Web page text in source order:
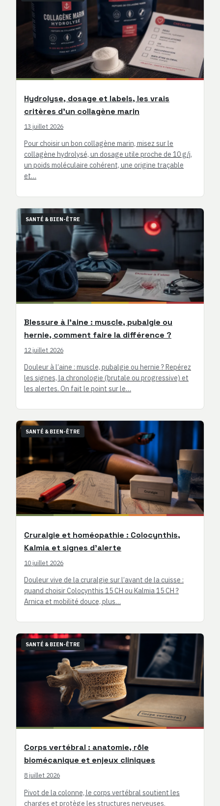
Hydrolyse, dosage et labels, les vrais
critères d’un collagène marin
13 juillet 2026
Pour choisir un bon collagène marin, misez sur le
collagène hydrolysé, un dosage utile proche de 10 g/j,
un poids moléculaire cohérent, une origine traçable
et…
SANTÉ & BIEN-ÊTRE
Blessure à l’aine : muscle, pubalgie ou
hernie, comment faire la différence ?
12 juillet 2026
Douleur à l’aine : muscle, pubalgie ou hernie ? Repérez
les signes, la chronologie (brutale ou progressive) et
les alertes. On fait le point sur le…
SANTÉ & BIEN-ÊTRE
Cruralgie et homéopathie : Colocynthis,
Kalmia et signes d’alerte
10 juillet 2026
Douleur vive de la cruralgie sur l’avant de la cuisse :
quand choisir Colocynthis 15 CH ou Kalmia 15 CH ?
Arnica et mobilité douce, plus…
SANTÉ & BIEN-ÊTRE
Corps vertébral : anatomie, rôle
biomécanique et enjeux cliniques
8 juillet 2026
Pivot de la colonne, le corps vertébral soutient les
charges et protège les structures nerveuses.